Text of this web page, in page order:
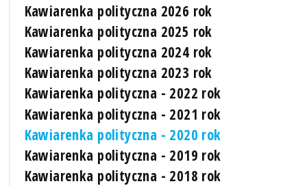
Kawiarenka polityczna 2026 rok
Kawiarenka polityczna 2025 rok
Kawiarenka polityczna 2024 rok
Kawiarenka polityczna 2023 rok
Kawiarenka polityczna - 2022 rok
Kawiarenka polityczna - 2021 rok
Kawiarenka polityczna - 2020 rok
Kawiarenka polityczna - 2019 rok
Kawiarenka polityczna - 2018 rok